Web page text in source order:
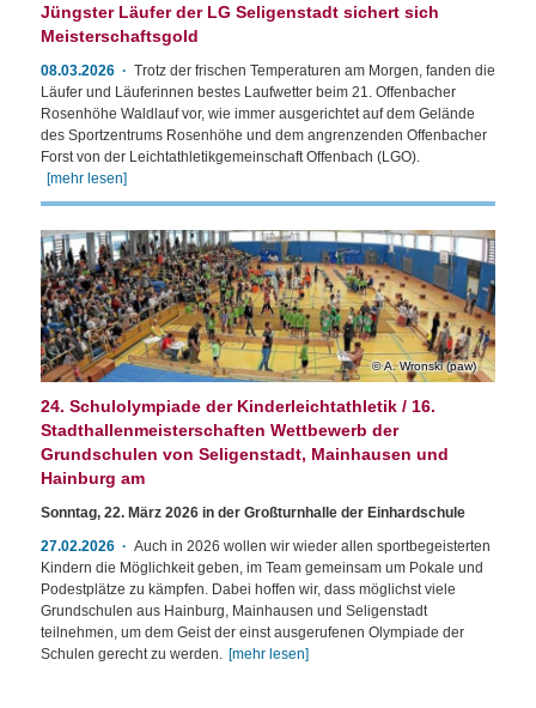
Jüngster Läufer der LG Seligenstadt sichert sich
Meisterschaftsgold
08.03.2026
Trotz der frischen Temperaturen am Morgen, fanden die
Läufer und Läuferinnen bestes Laufwetter beim 21. Offenbacher
Rosenhöhe Waldlauf vor, wie immer ausgerichtet auf dem Gelände
des Sportzentrums Rosenhöhe und dem angrenzenden Offenbacher
Forst von der Leichtathletikgemeinschaft Offenbach (LGO).
[mehr lesen]
A. Wronski (paw)
24. Schulolympiade der Kinderleichtathletik / 16.
Stadthallenmeisterschaften Wettbewerb der
Grundschulen von Seligenstadt, Mainhausen und
Hainburg am
Sonntag, 22. März 2026 in der Großturnhalle der Einhardschule
27.02.2026
Auch in 2026 wollen wir wieder allen sportbegeisterten
Kindern die Möglichkeit geben, im Team gemeinsam um Pokale und
Podestplätze zu kämpfen. Dabei hoffen wir, dass möglichst viele
Grundschulen aus Hainburg, Mainhausen und Seligenstadt
teilnehmen, um dem Geist der einst ausgerufenen Olympiade der
Schulen gerecht zu werden. [mehr lesen]